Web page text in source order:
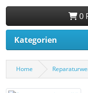
0
Kategorien
Home